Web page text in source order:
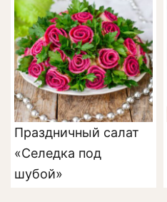
Праздничный салат
«Селедка под
шубой»